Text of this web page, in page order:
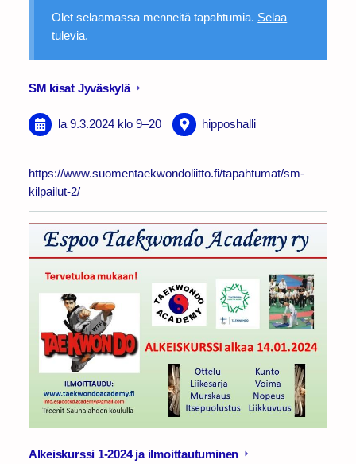
Olet selaamassa menneitä tapahtumia. Selaa
tulevia.
SM kisat Jyväskylä
la 9.3.2024 klo 9–20 hipposhalli
https://www.suomentaekwondoliitto.fi/tapahtumat/sm-
kilpailut-2/
Alkeiskurssi 1-2024 ja ilmoittautuminen